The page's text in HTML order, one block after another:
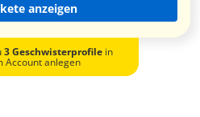
anzeigen
3 Geschwisterprofilein
Account anlegen